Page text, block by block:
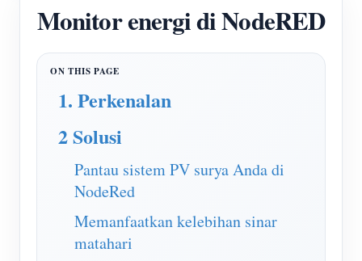
Pengukur Energi Wi-Fi Tiga Fase (WEM3046T)
Pengukur Energi Wi-Fi Tiga Fase (WEM3050T)
Pengontrol Daya WiFi
IAMMETER Awan Pro
Layanan hosting mandiri
Pengisi Daya EV
Simulator IAMMETER
Pengukur Virtual
Monitor energi di NodeRED
1. Perkenalan
2 Solusi
Pantau sistem PV surya Anda di
NodeRed
Memanfaatkan kelebihan sinar
matahari